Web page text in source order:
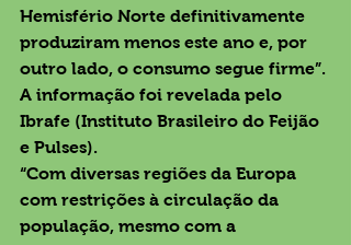
Hemisfério Norte definitivamente
produziram menos este ano e, por
outro lado, o consumo segue firme”.
A informação foi revelada pelo
Ibrafe (Instituto Brasileiro do Feijão
e Pulses).
“Com diversas regiões da Europa
com restrições à circulação da
população, mesmo com a